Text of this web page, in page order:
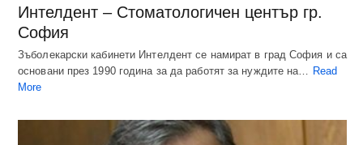
Интелдент – Стоматологичен център гр.
София
Зъболекарски кабинети Интелдент се намират в град София и са
основани през 1990 година за да работят за нуждите на… Read
More